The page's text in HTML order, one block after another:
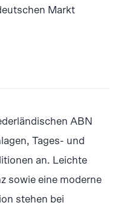
Markt
ABN
Tages- und
an. Leichte
sowie eine moderne
stehen bei